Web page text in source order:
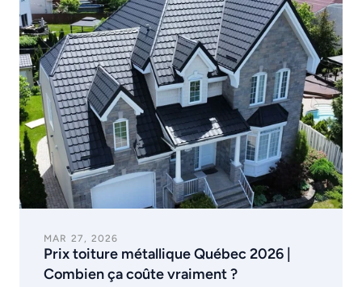
MAR 27, 2026
Prix toiture métallique Québec 2026 |
Combien ça coûte vraiment ?